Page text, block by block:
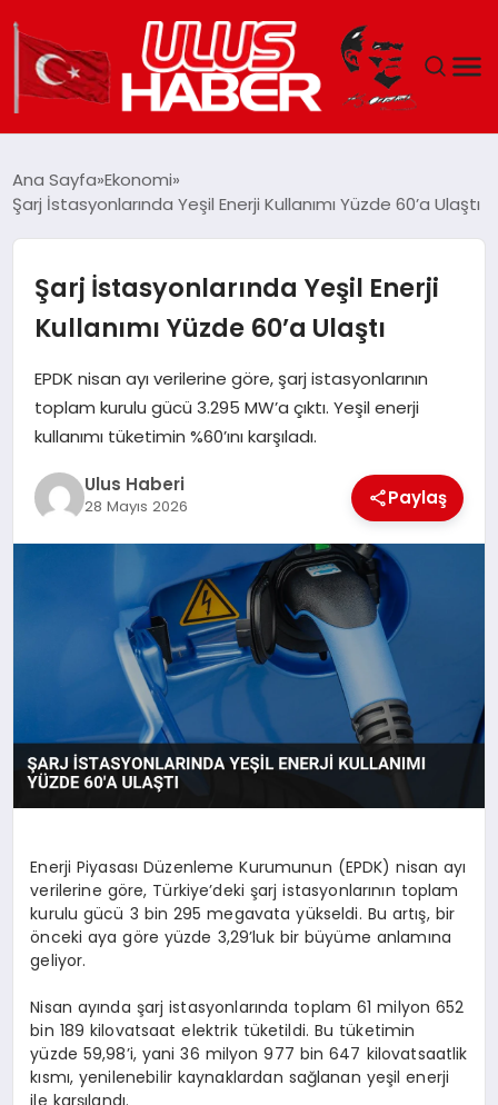
DÜNYA
EKONOMI
SIYASET
MAGAZIN
Ana Sayfa Ekonomi
Şarj İstasyonlarında Yeşil Enerji Kullanımı Yüzde 60’a Ulaştı
Şarj İstasyonlarında Yeşil Enerji
Kullanımı Yüzde 60’a Ulaştı
EPDK nisan ayı verilerine göre, şarj istasyonlarının
toplam kurulu gücü 3.295 MW’a çıktı. Yeşil enerji
kullanımı tüketimin %60’ını karşıladı.
Ulus Haberi
28 Mayıs 2026 Paylaş
Enerji Piyasası Düzenleme Kurumunun (EPDK) nisan ayı
verilerine göre, Türkiye’deki şarj istasyonlarının toplam
kurulu gücü 3 bin 295 megavata yükseldi. Bu artış, bir
önceki aya göre yüzde 3,29’luk bir büyüme anlamına
geliyor.
Nisan ayında şarj istasyonlarında toplam 61 milyon 652
bin 189 kilovatsaat elektrik tüketildi. Bu tüketimin
yüzde 59,98’i, yani 36 milyon 977 bin 647 kilovatsaatlik
kısmı, yenilenebilir kaynaklardan sağlanan yeşil enerji
ile karşılandı.